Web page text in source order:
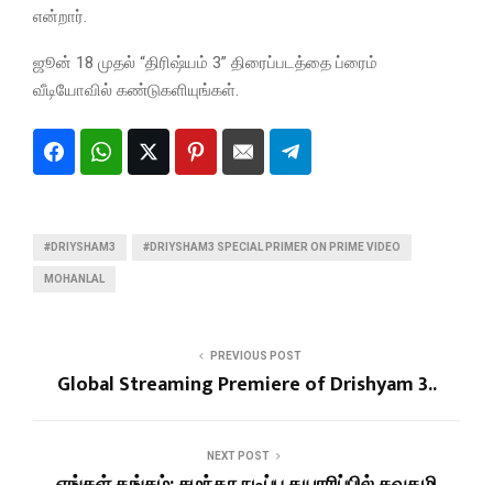
என்றார்.
ஜூன் 18 முதல் “திரிஷ்யம் 3” திரைப்படத்தை ப்ரைம்
வீடியோவில் கண்டுகளியுங்கள்.
#DRIYSHAM3 #DRIYSHAM3 SPECIAL PRIMER ON PRIME VIDEO
MOHANLAL
PREVIOUS POST
Global Streaming Premiere of Drishyam 3..
NEXT POST